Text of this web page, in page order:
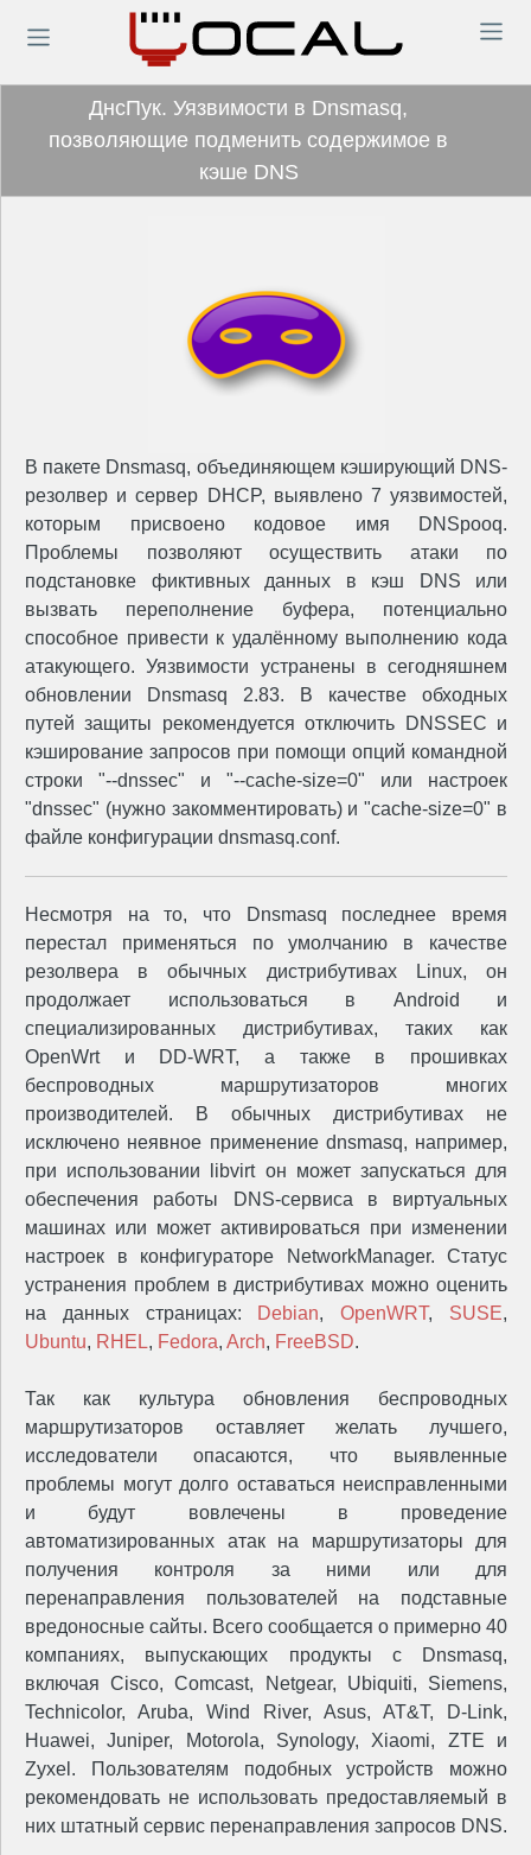
ДнсПук. Уязвимости в Dnsmasq,
позволяющие подменить содержимое в
кэше DNS
В пакете Dnsmasq, объединяющем кэширующий DNS-
резолвер и сервер DHCP, выявлено 7 уязвимостей,
которым присвоено кодовое имя DNSpooq.
Проблемы позволяют осуществить атаки по
подстановке фиктивных данных в кэш DNS или
вызвать переполнение буфера, потенциально
способное привести к удалённому выполнению кода
атакующего. Уязвимости устранены в сегодняшнем
обновлении Dnsmasq 2.83. В качестве обходных
путей защиты рекомендуется отключить DNSSEC и
кэширование запросов при помощи опций командной
строки "--dnssec" и "--cache-size=0" или настроек
"dnssec" (нужно закомментировать) и "cache-size=0" в
файле конфигурации dnsmasq.conf.
Несмотря на то, что Dnsmasq последнее время
перестал применяться по умолчанию в качестве
резолвера в обычных дистрибутивах Linux, он
продолжает использоваться в Android и
специализированных дистрибутивах, таких как
OpenWrt и DD-WRT, а также в прошивках
беспроводных маршрутизаторов многих
производителей. В обычных дистрибутивах не
исключено неявное применение dnsmasq, например,
при использовании libvirt он может запускаться для
обеспечения работы DNS-сервиса в виртуальных
машинах или может активироваться при изменении
настроек в конфигураторе NetworkManager. Статус
устранения проблем в дистрибутивах можно оценить
на данных страницах: Debian,OpenWRT, SUSE,
Ubuntu, RHEL, Fedora, Arch, FreeBSD.
Так как культура обновления беспроводных
маршрутизаторов оставляет желать лучшего,
исследователи опасаются, что выявленные
проблемы могут долго оставаться неисправленными
и будут вовлечены в проведение
автоматизированных атак на маршрутизаторы для
получения контроля за ними или для
перенаправления пользователей на подставные
вредоносные сайты. Всего сообщается о примерно 40
компаниях, выпускающих продукты с Dnsmasq,
включая Cisco, Comcast, Netgear, Ubiquiti, Siemens,
Technicolor, Aruba, Wind River, Asus, AT&T, D-Link,
Huawei, Juniper, Motorola, Synology, Xiaomi, ZTE и
Zyxel. Пользователям подобных устройств можно
рекомендовать не использовать предоставляемый в
них штатный сервис перенаправления запросов DNS.